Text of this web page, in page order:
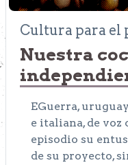
Cultura para el
Nuestra
EGuerra,
e italiana, de voz
episodio su
de su proyecto,